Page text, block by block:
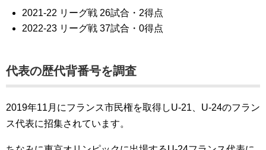
2021-22 リーグ戦 26試合・2得点
2022-23 リーグ戦 37試合・0得点
代表の歴代背番号を調査
2019年11月にフランス市民権を取得しU-21、U-24のフラン
ス代表に招集されています。